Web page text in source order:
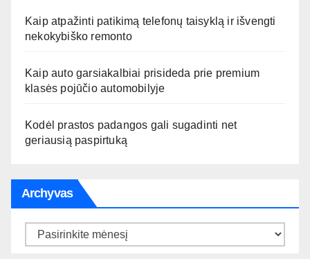
Kaip atpažinti patikimą telefonų taisyklą ir išvengti
nekokybiško remonto
Kaip auto garsiakalbiai prisideda prie premium
klasės pojūčio automobilyje
Kodėl prastos padangos gali sugadinti net
geriausią paspirtuką
Archyvas
Archyvas